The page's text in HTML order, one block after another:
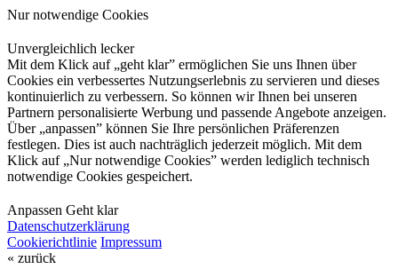
Nur notwendige Cookies
Unvergleichlich lecker
Mit dem Klick auf „geht klar” ermöglichen Sie uns Ihnen über
Cookies ein verbessertes Nutzungserlebnis zu servieren und dieses
kontinuierlich zu verbessern. So können wir Ihnen bei unseren
Partnern personalisierte Werbung und passende Angebote anzeigen.
Über „anpassen” können Sie Ihre persönlichen Präferenzen
festlegen. Dies ist auch nachträglich jederzeit möglich. Mit dem
Klick auf „Nur notwendige Cookies” werden lediglich technisch
notwendige Cookies gespeichert.
Anpassen Geht klar
Datenschutzerklärung
Cookierichtlinie Impressum
« zurück